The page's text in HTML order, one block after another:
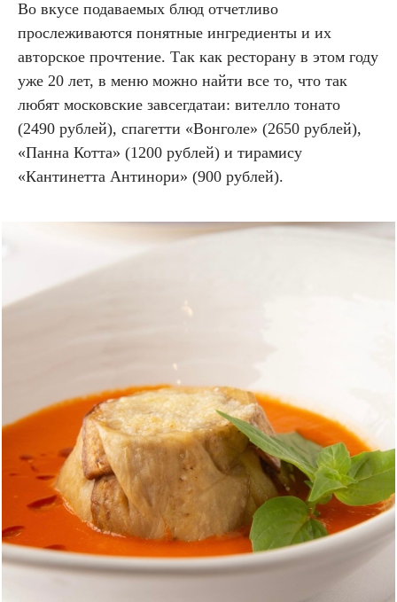
Во вкусе подаваемых блюд отчетливо
прослеживаются понятные ингредиенты и их
авторское прочтение. Так как ресторану в этом году
уже 20 лет, в меню можно найти все то, что так
любят московские завсегдатаи: вителло тонато
(2490 рублей), спагетти «Вонголе» (2650 рублей),
«Панна Котта» (1200 рублей) и тирамису
«Кантинетта Антинори» (900 рублей).